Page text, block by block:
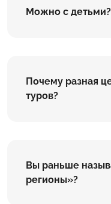
Можно с детьми?
Почему разная
туров?
Вы раньше
регионы»?